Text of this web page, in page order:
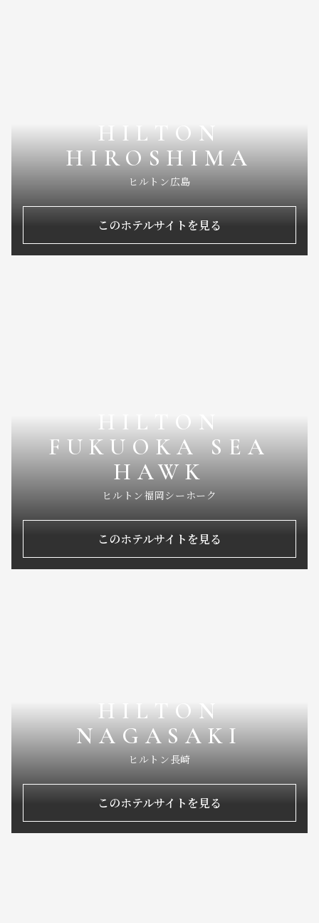
HILTON
HIROSHIMA
ヒルトン広島
このホテルサイトを見る
HILTON
FUKUOKA SEA
HAWK
ヒルトン福岡シーホーク
このホテルサイトを見る
HILTON
NAGASAKI
ヒルトン長崎
このホテルサイトを見る